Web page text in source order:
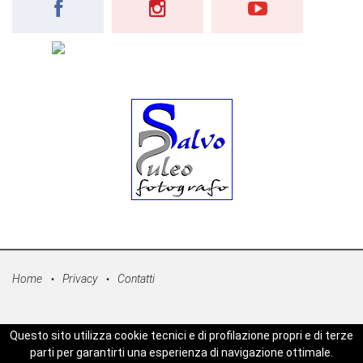
Home Privacy Contatti
© Copyright 2026 - Sicilpress Publisher soc.coop - P.Iva:
07050860829 - WEBSICILIANEWS è una testata registrata - Aut. del
Questo sito utilizza cookie tecnici e di profilazione propri e di terze
parti per garantirti una esperienza di navigazione ottimale.